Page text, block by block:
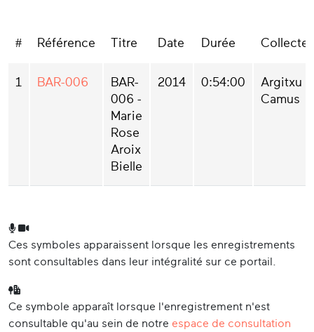
Marie Rose nous raconte qu'elle avait
père.
# Référence Titre Date Durée
1 BAR-006
BAR-
006 -
Marie
Rose
Aroix
Bielle
2014 0:54:00
Argitxu
Camus
Ces symboles apparaissent lorsque les enregistrements
sont consultables dans leur intégralité sur ce portail.
Ce symbole apparaît lorsque l'enregistrement n'est
consultable qu'au sein de notre espace de consultation